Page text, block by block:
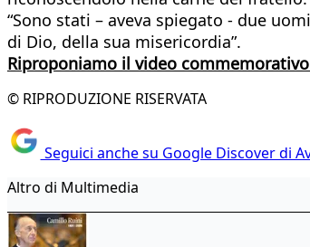
“Sono stati – aveva spiegato - due
di Dio, della sua misericordia”.
Riproponiamo il video
© RIPRODUZIONE RISERVATA
Seguici anche su Google Discover di
Altro di Multimedia